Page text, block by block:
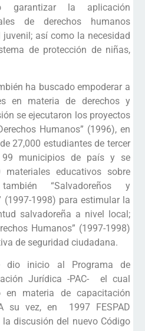
garantizar la aplicación
de derechos humanos
así como la necesidad
de protección de niñas,
ha buscado empoderar a
en materia de derechos y
se ejecutaron los proyectos
Humanos” (1996), en
27,000 estudiantes de tercer
municipios de país y se
educativos sobre
“Salvadoreños y
(1997-1998) para estimular la
salvadoreña a nivel local;
Humanos” (1997-1998)
de seguridad ciudadana.
inicio al Programa de
Jurídica -PAC- el cual
materia de capacitación
su vez, en 1997 FESPAD
discusión del nuevo Código